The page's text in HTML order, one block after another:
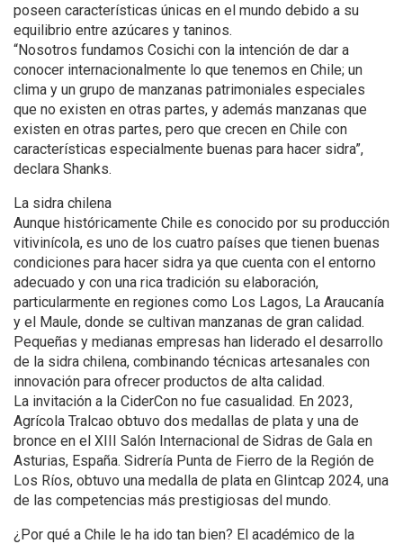
poseen características únicas en el mundo debido a su
equilibrio entre azúcares y taninos.
“Nosotros fundamos Cosichi con la intención de dar a
conocer internacionalmente lo que tenemos en Chile; un
clima y un grupo de manzanas patrimoniales especiales
que no existen en otras partes, y además manzanas que
existen en otras partes, pero que crecen en Chile con
características especialmente buenas para hacer sidra”,
declara Shanks.
La sidra chilena
Aunque históricamente Chile es conocido por su producción
vitivinícola, es uno de los cuatro países que tienen buenas
condiciones para hacer sidra ya que cuenta con el entorno
adecuado y con una rica tradición su elaboración,
particularmente en regiones como Los Lagos, La Araucanía
y el Maule, donde se cultivan manzanas de gran calidad.
Pequeñas y medianas empresas han liderado el desarrollo
de la sidra chilena, combinando técnicas artesanales con
innovación para ofrecer productos de alta calidad.
La invitación a la CiderCon no fue casualidad. En 2023,
Agrícola Tralcao obtuvo dos medallas de plata y una de
bronce en el XIII Salón Internacional de Sidras de Gala en
Asturias, España. Sidrería Punta de Fierro de la Región de
Los Ríos, obtuvo una medalla de plata en Glintcap 2024, una
de las competencias más prestigiosas del mundo.
¿Por qué a Chile le ha ido tan bien? El académico de la